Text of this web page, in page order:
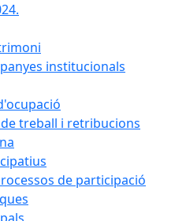
institucionals
treball i retribucions
de participació